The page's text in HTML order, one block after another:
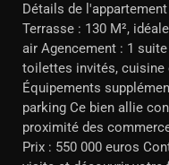
Détails de
Terrasse : 130 M²,
air Agencement : 1
toilettes invités, cuisine
Équipements
parking Ce bien allie
proximité des
Prix : 550 000 euros